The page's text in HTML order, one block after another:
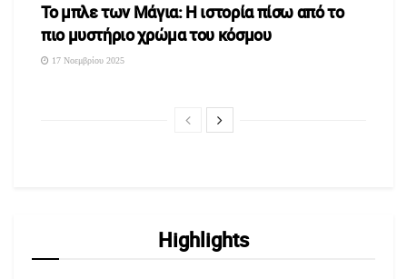
To μπλε των Μάγια: Η ιστορία πίσω από το
πιο μυστήριο χρώμα του κόσμου
17 Νοεμβρίου 2025
Highlights